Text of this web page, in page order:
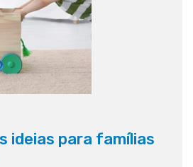
ideias para famílias